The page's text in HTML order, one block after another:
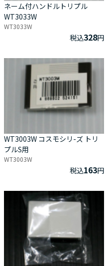
ネーム付ハンドルトリプル
WT3033W
WT3033W
税込328円
WT3003W コスモシリ-ズ トリ
プルS用
WT3003W
税込163円